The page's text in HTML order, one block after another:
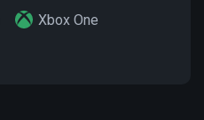
Xbox One